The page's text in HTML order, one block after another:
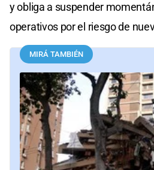
y obliga a suspender
operativos por el riesgo de
MIRÁ TAMBIÉN